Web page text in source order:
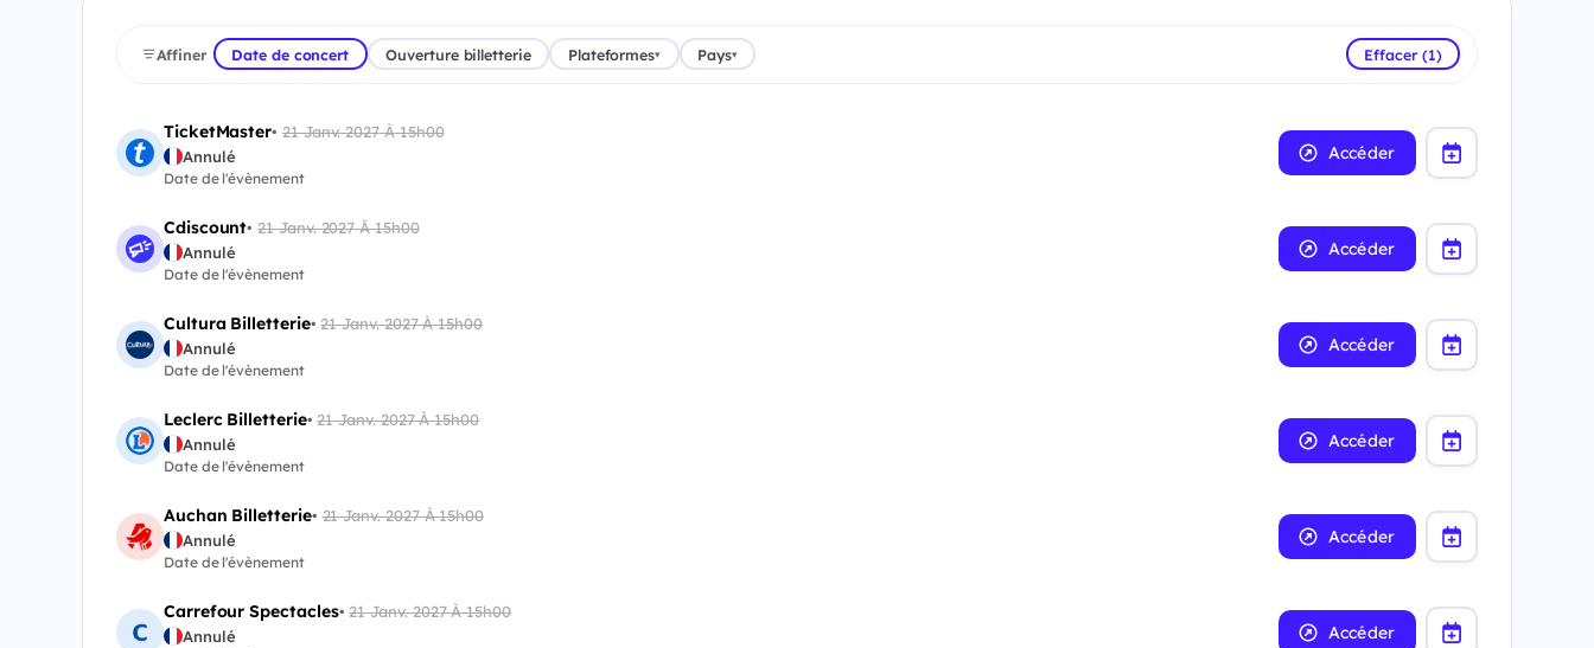
Affiner Date de concert Ouverture billetterie Plateformes▾ Pays▾ Effacer (1)
TicketMaster• 21 Janv. 2027 À 15h00
Annulé
Date de l'évènement
Accéder
Cdiscount•21 Janv. 2027 À 15h00
Annulé
Date de l'évènement
Accéder
Cultura Billetterie•21 Janv. 2027 À 15h00
Annulé
Date de l'évènement
Accéder
Leclerc Billetterie•21 Janv. 2027 À 15h00
Annulé
Date de l'évènement
Accéder
Auchan Billetterie•21 Janv. 2027 À 15h00
Annulé
Date de l'évènement
Accéder
Carrefour Spectacles•21 Janv. 2027 À 15h00
Annulé
Accéder